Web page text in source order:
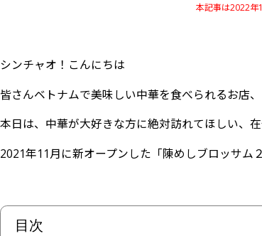
本記事は2022年
シンチャオ！こんにちは
皆さんベトナムで美味しい中華を食べられるお店
本日は、中華が大好きな方に絶対訪れてほしい、
2021年11月に新オープンした 「陳めしブロッサム
目次